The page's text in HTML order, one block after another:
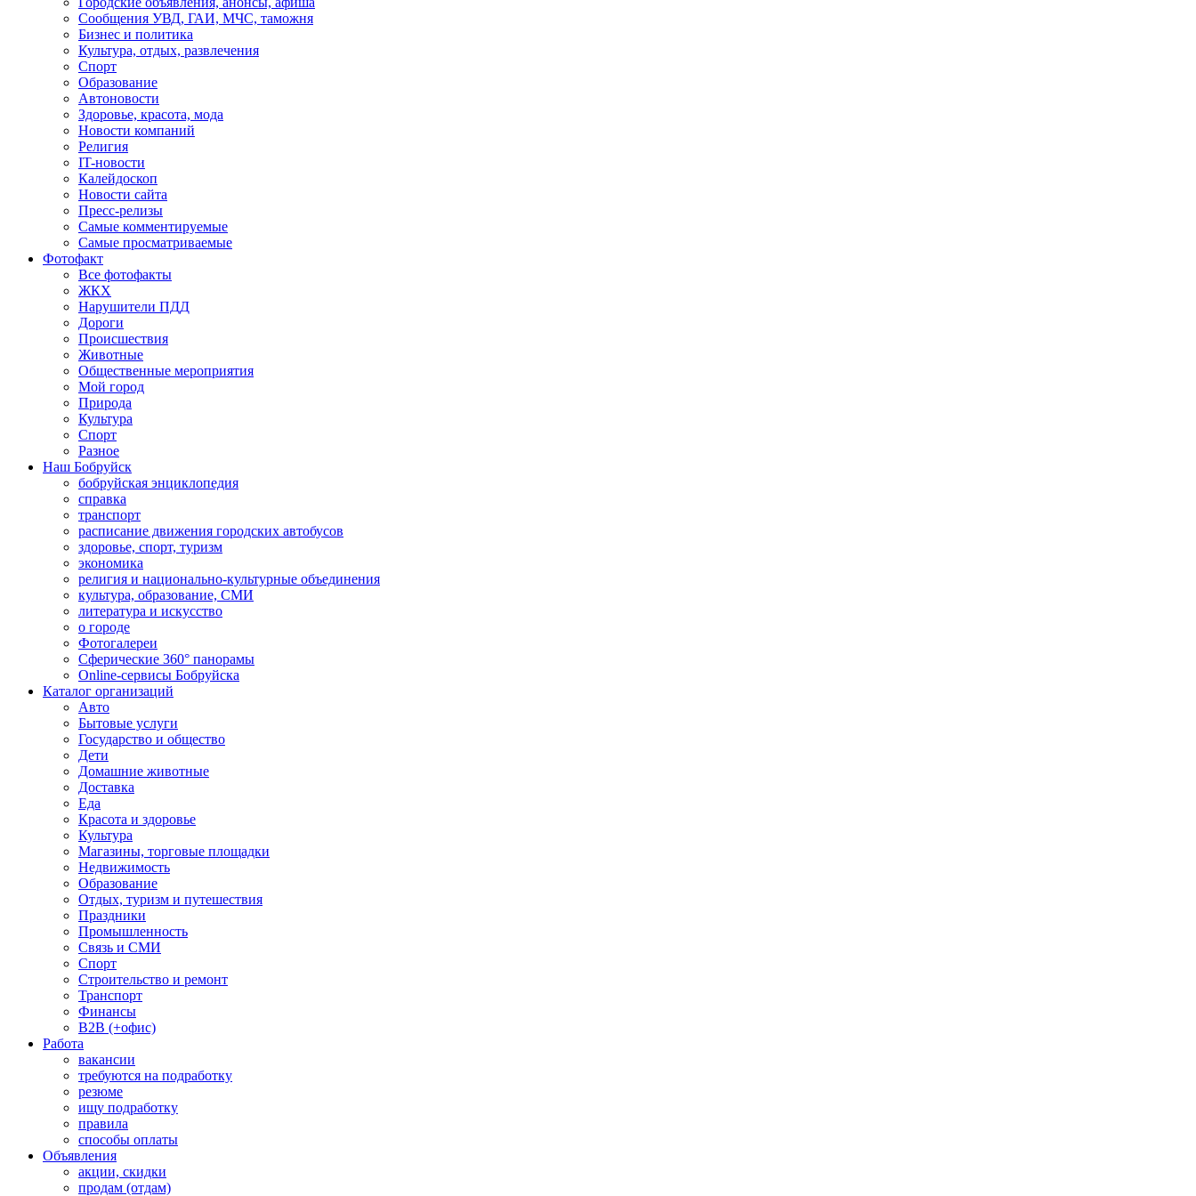
Сообщения УВД, ГАИ, МЧС, таможня
Бизнес и политика
Культура, отдых, развлечения
Спорт
Образование
Автоновости
Здоровье, красота, мода
Новости компаний
Религия
IT-новости
Калейдоскоп
Новости сайта
Пресс-релизы
Самые комментируемые
Самые просматриваемые
Фотофакт
Все фотофакты
ЖКХ
Нарушители ПДД
Дороги
Происшествия
Животные
Общественные мероприятия
Мой город
Природа
Культура
Спорт
Разное
Наш Бобруйск
бобруйская энциклопедия
справка
транспорт
расписание движения городских автобусов
здоровье, спорт, туризм
экономика
религия и национально-культурные объединения
культура, образование, СМИ
литература и искусство
о городе
Фотогалереи
Сферические 360° панорамы
Online-сервисы Бобруйска
Каталог организаций
Авто
Бытовые услуги
Государство и общество
Дети
Домашние животные
Доставка
Еда
Красота и здоровье
Культура
Магазины, торговые площадки
Недвижимость
Образование
Отдых, туризм и путешествия
Праздники
Промышленность
Связь и СМИ
Спорт
Строительство и ремонт
Транспорт
Финансы
B2B (+офис)
Работа
вакансии
требуются на подработку
резюме
ищу подработку
правила
способы оплаты
Объявления
акции, скидки
продам (отдам)